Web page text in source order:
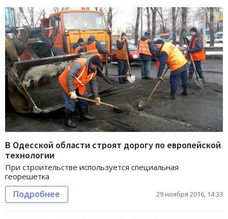
В Одесской области строят дорогу по европейской
технологии
При строительстве используется специальная
георешетка
Подробнее 29 ноября 2016, 14:33